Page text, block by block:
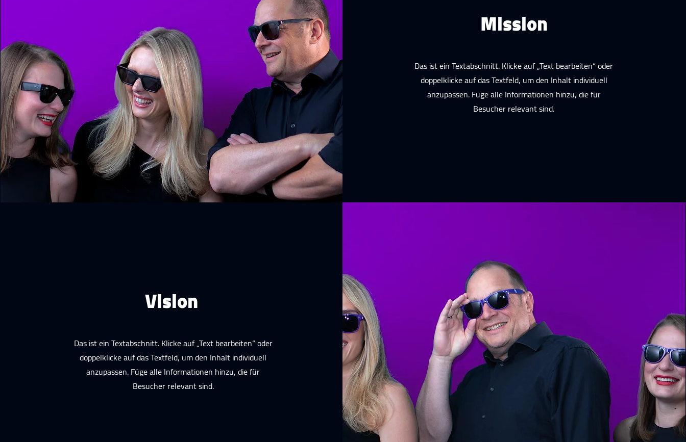
Mission
Das ist ein Textabschnitt. Klicke auf „Text bearbeiten“ oder
doppelklicke auf das Textfeld, um den Inhalt individuell
anzupassen. Füge alle Informationen hinzu, die für
Besucher relevant sind.
Vision
Das ist ein Textabschnitt. Klicke auf „Text bearbeiten“ oder
doppelklicke auf das Textfeld, um den Inhalt individuell
anzupassen. Füge alle Informationen hinzu, die für
Besucher relevant sind.